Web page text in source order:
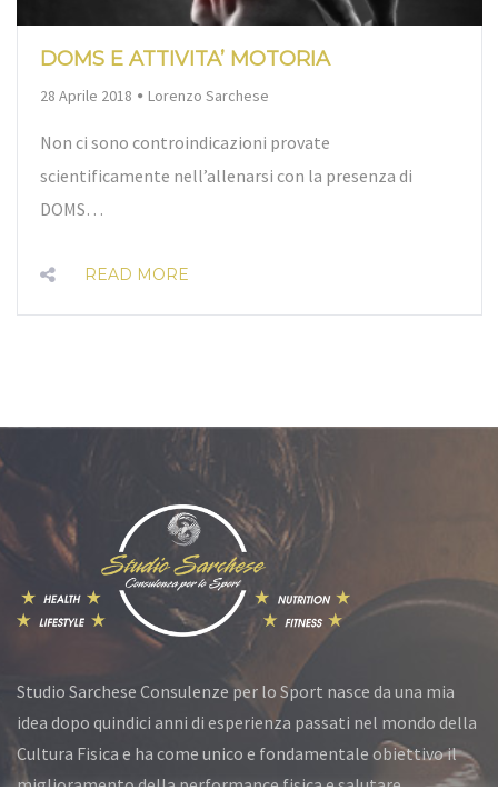
DOMS E ATTIVITA’ MOTORIA
28 Aprile 2018 By
Lorenzo Sarchese
Non ci sono controindicazioni provate
scientificamente nell’allenarsi con la presenza di
DOMS…
READ MORE
Studio Sarchese Consulenze per lo Sport nasce da una mia
idea dopo quindici anni di esperienza passati nel mondo della
Cultura Fisica e ha come unico e fondamentale obiettivo il
miglioramento della performance fisica e salutare.